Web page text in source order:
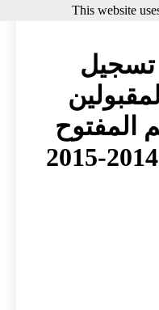
تسجيل
المفتوح
This website